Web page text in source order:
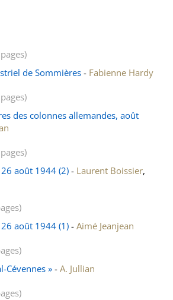
de Sommières - Fabienne Hardy
des colonnes allemandes, août
août 1944 (2) - Laurent Boissier,
août 1944 (1) - Aimé Jeanjean
Cévennes » - A. Jullian